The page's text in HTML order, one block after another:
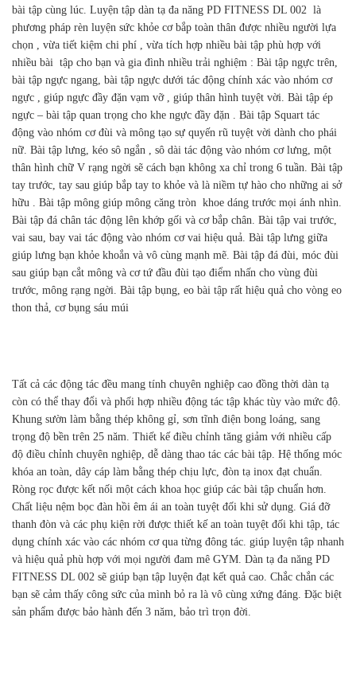
bài tập cùng lúc. Luyện tập dàn tạ đa năng PD FITNESS DL 002 là
phương pháp rèn luyện sức khỏe cơ bắp toàn thân được nhiều người lựa
chọn , vừa tiết kiệm chi phí , vừa tích hợp nhiều bài tập phù hợp với
nhiều bài tập cho bạn và gia đình nhiều trải nghiệm : Bài tập ngực trên,
bài tập ngực ngang, bài tập ngực dưới tác động chính xác vào nhóm cơ
ngực , giúp ngực đầy đặn vạm vỡ , giúp thân hình tuyệt vời. Bài tập ép
ngực – bài tập quan trọng cho khe ngực đầy đặn . Bài tập Squart tác
động vào nhóm cơ đùi và mông tạo sự quyến rũ tuyệt vời dành cho phái
nữ. Bài tập lưng, kéo sô ngắn , sô dài tác động vào nhóm cơ lưng, một
thân hình chữ V rạng ngời sẽ cách bạn không xa chỉ trong 6 tuần. Bài tập
tay trước, tay sau giúp bắp tay to khỏe và là niềm tự hào cho những ai sở
hữu . Bài tập mông giúp mông căng tròn khoe dáng trước mọi ánh nhìn.
Bài tập đá chân tác động lên khớp gối và cơ bắp chân. Bài tập vai trước,
vai sau, bay vai tác động vào nhóm cơ vai hiệu quả. Bài tập lưng giữa
giúp lưng bạn khỏe khoắn và vô cùng mạnh mẽ. Bài tập đá đùi, móc đùi
sau giúp bạn cắt mông và cơ tứ đầu đùi tạo điểm nhấn cho vùng đùi
trước, mông rạng ngời. Bài tập bụng, eo bài tập rất hiệu quả cho vòng eo
thon thả, cơ bụng sáu múi
Tất cả các động tác đều mang tính chuyên nghiệp cao đồng thời dàn tạ
còn có thể thay đổi và phối hợp nhiều động tác tập khác tùy vào mức độ.
Khung sườn làm bằng thép không gỉ, sơn tĩnh điện bong loáng, sang
trọng độ bền trên 25 năm. Thiết kế điều chỉnh tăng giảm với nhiều cấp
độ điều chỉnh chuyên nghiệp, dễ dàng thao tác các bài tập. Hệ thống móc
khóa an toàn, dây cáp làm bằng thép chịu lực, đòn tạ inox đạt chuẩn.
Ròng rọc được kết nối một cách khoa học giúp các bài tập chuẩn hơn.
Chất liệu nệm bọc đàn hồi êm ái an toàn tuyệt đối khi sử dụng. Giá đỡ
thanh đòn và các phụ kiện rời được thiết kế an toàn tuyệt đối khi tập, tác
dụng chính xác vào các nhóm cơ qua từng đông tác. giúp luyện tập nhanh
và hiệu quả phù hợp với mọi người đam mê GYM. Dàn tạ đa năng PD
FITNESS DL 002 sẽ giúp bạn tập luyện đạt kết quả cao. Chắc chắn các
bạn sẽ cảm thấy công sức của mình bỏ ra là vô cùng xứng đáng. Đặc biệt
sản phẩm được bảo hành đến 3 năm, bảo trì trọn đời.